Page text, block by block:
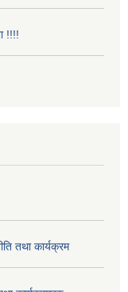
!!!!
तथा कार्यक्रम